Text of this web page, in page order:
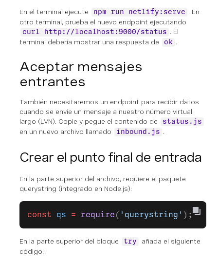
En el terminal ejecute npm run netlify:serve . En
otro terminal, prueba el nuevo endpoint ejecutando
curl http://localhost:9000/status . El
terminal debería mostrar una respuesta de
ok .
Aceptar mensajes
entrantes
También necesitaremos un endpoint para recibir datos
cuando se envíe un mensaje a nuestro número virtual
largo (LVN). Copie y pegue el contenido de
status.js
en un nuevo archivo llamado inbound.js .
Crear el punto final de entrada
En la parte superior del archivo, requiere el paquete
querystring (integrado en Node.js):
const qs = require ( 'querystring' );
En la parte superior del bloque try
añada el siguiente
código: